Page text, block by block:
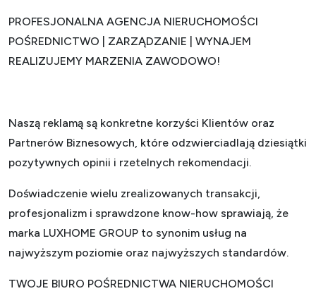
PROFESJONALNA AGENCJA NIERUCHOMOŚCI
POŚREDNICTWO | ZARZĄDZANIE | WYNAJEM
REALIZUJEMY MARZENIA ZAWODOWO!
Naszą reklamą są konkretne korzyści Klientów oraz
Partnerów Biznesowych, które odzwierciadlają dziesiątki
pozytywnych opinii i rzetelnych rekomendacji.
Doświadczenie wielu zrealizowanych transakcji,
profesjonalizm i sprawdzone know-how sprawiają, że
marka LUXHOME GROUP to synonim usług na
najwyższym poziomie oraz najwyższych standardów.
TWOJE BIURO POŚREDNICTWA NIERUCHOMOŚCI